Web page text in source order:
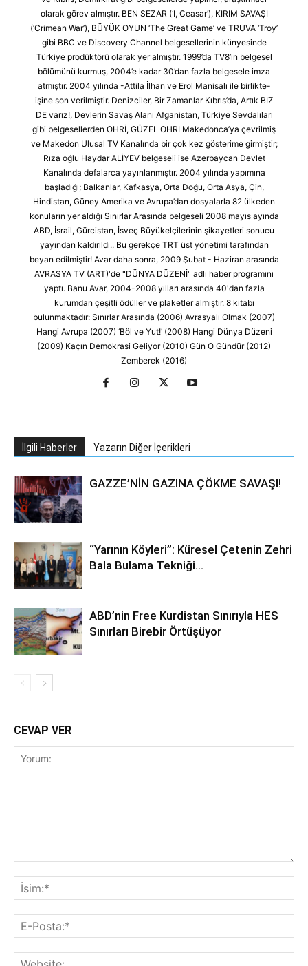
olarak görev almıştır. BEN SEZAR (‘I, Ceasar’), KIRIM SAVAŞI
(‘Crimean War’), BÜYÜK OYUN ‘The Great Game’ ve TRUVA ‘Troy’
gibi BBC ve Discovery Channel belgesellerinin künyesinde
Türkiye prodüktörü olarak yer almıştır. 1999’da TV8’in belgesel
bölümünü kurmuş, 2004’e kadar 30’dan fazla belgesele imza
atmıştır. 2004 yılında -Attila İlhan ve Erol Manisalı ile birlikte-
işine son verilmiştir. Denizciler, Bir Zamanlar Kıbrıs’da, Artık BİZ
DE varız!, Devlerin Savaş Alanı Afganistan, Türkiye Sevdalıları
gibi belgesellerden OHRİ, GÜZEL OHRİ Makedonca’ya çevrilmiş
ve Makedon Ulusal TV Kanalında bir çok kez gösterime girmiştir;
Rıza oğlu Haydar ALİYEV belgeseli ise Azerbaycan Devlet
Kanalında defalarca yayınlanmıştır. 2004 yılında yapımına
başladığı; Balkanlar, Kafkasya, Orta Doğu, Orta Asya, Çin,
Hindistan, Güney Amerika ve Avrupa’dan dosyalarla 82 ülkeden
konuların yer aldığı Sınırlar Arasında belgeseli 2008 mayıs ayında
ABD, İsrail, Gürcistan, İsveç Büyükelçilerinin şikayetleri sonucu
yayından kaldırıldı.. Bu gerekçe TRT üst yönetimi tarafından
beyan edilmiştir! Avar daha sonra, 2009 Şubat - Haziran arasında
AVRASYA TV (ART)'de "DÜNYA DÜZENİ" adlı haber programını
yaptı. Banu Avar, 2004-2008 yılları arasında 40'dan fazla
kurumdan çeşitli ödüller ve plaketler almıştır. 8 kitabı
bulunmaktadır: Sınırlar Arasında (2006) Avrasyalı Olmak (2007)
Hangi Avrupa (2007) ‘Böl ve Yut!’ (2008) Hangi Dünya Düzeni
(2009) Kaçın Demokrasi Geliyor (2010) Gün O Gündür (2012)
Zemberek (2016)
İlgili Haberler Yazarın Diğer İçerikleri
GAZZE’NİN GAZINA ÇÖKME SAVAŞI!
“Yarının Köyleri”: Küresel Çetenin Zehri
Bala Bulama Tekniği…
ABD’nin Free Kurdistan Sınırıyla HES
Sınırları Birebir Örtüşüyor
CEVAP VER